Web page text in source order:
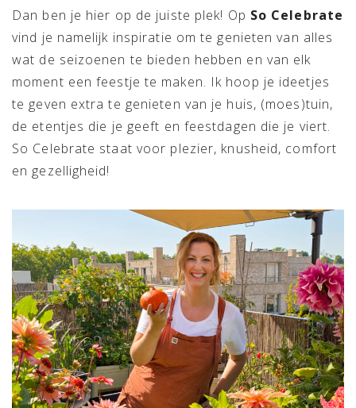
Dan ben je hier op de juiste plek! Op So Celebrate
vind je namelijk inspiratie om te genieten van alles
wat de seizoenen te bieden hebben en van elk
moment een feestje te maken. Ik hoop je ideetjes
te geven extra te genieten van je huis, (moes)tuin,
de etentjes die je geeft en feestdagen die je viert.
So Celebrate staat voor plezier, knusheid, comfort
en gezelligheid!